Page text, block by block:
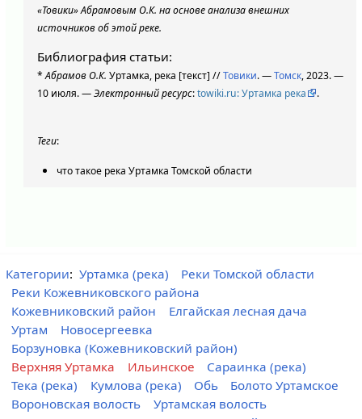
«Товики» Абрамовым О.К. на основе анализа внешних
источников об этой реке.
Библиография статьи:
*Абрамов О.К. Уртамка, река [текст] //Товики. —Томск, 2023. —
10 июля. —Электронный ресурс:towiki.ru: Уртамка река .
Теги:
что такое река Уртамка Томской области
Категории: Уртамка (река)
Реки Томской области
Реки Кожевниковского района
Кожевниковский район
Елгайская лесная дача
Уртам
Новосергеевка
Борзуновка (Кожевниковский район)
Верхняя Уртамка
Ильинское
Сараинка (река)
Тека (река)
Кумлова (река) Обь
Болото Уртамское
Вороновская волость
Уртамская волость